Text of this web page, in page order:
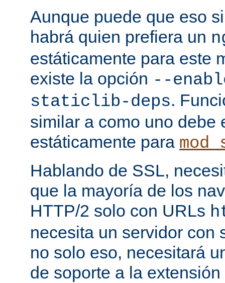
Aunque puede que eso
habrá quien prefiera un
estáticamente para este
existe la opción --
staticlib-deps.
similar a como uno debe
estáticamente para
Hablando de SSL,
que la mayoría de los
HTTP/2 solo con URLs
necesita un servidor con
no solo eso, necesitará
de soporte a la extensión